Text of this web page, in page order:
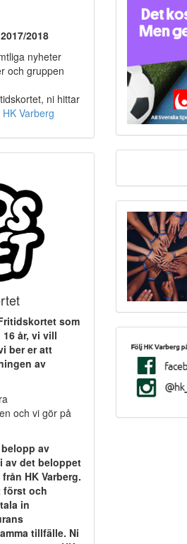
2018
nyheter
och gruppen
ni hittar
HK Varberg
som
år, vi vill
ber er att
av
och vi gör på
av
av det beloppet
HK Varberg.
först och
in
tillfälle. Ni